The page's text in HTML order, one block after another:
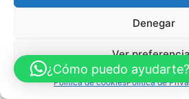
Denegar
Ver
Política de cookiesPolítica de
¿Cómo puedo ayudarte?